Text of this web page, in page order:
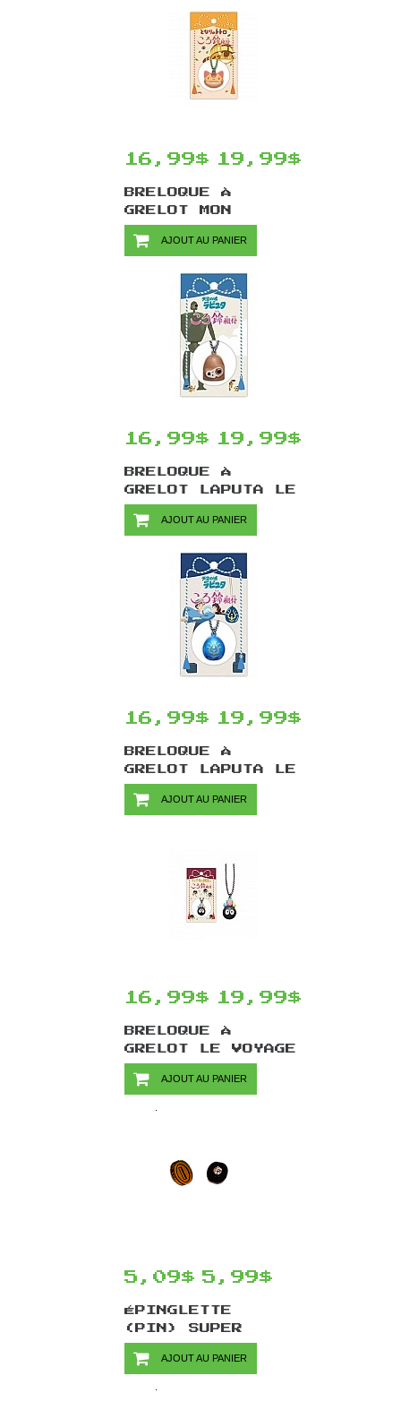
16,99$ 19,99$
BRELOQUE À
GRELOT MON
VOISIN TOTORO
PAR ENSKY -
AJOUT AU PANIER
16,99$ 19,99$
BRELOQUE À
GRELOT LAPUTA LE
CHÂTEAU DANS LE
CIEL PAR ENSKY -
AJOUT AU PANIER
16,99$ 19,99$
BRELOQUE À
GRELOT LAPUTA LE
CHÂTEAU DANS LE
CIEL PAR ENSKY -
AJOUT AU PANIER
16,99$ 19,99$
BRELOQUE À
GRELOT LE VOYAGE
DE CHIHIRO PAR
ENSKY - NOIRAUDE
AJOUT AU PANIER
5,09$ 5,99$
ÉPINGLETTE
(PIN) SUPER
MARIO PAR
CHINOOK CRAFTS
AJOUT AU PANIER